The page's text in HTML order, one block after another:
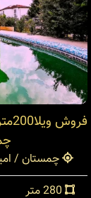
چمستان /